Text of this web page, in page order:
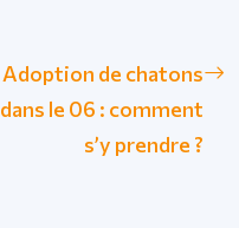
Adoption de chatons
dans le 06 : comment
s’y prendre ?